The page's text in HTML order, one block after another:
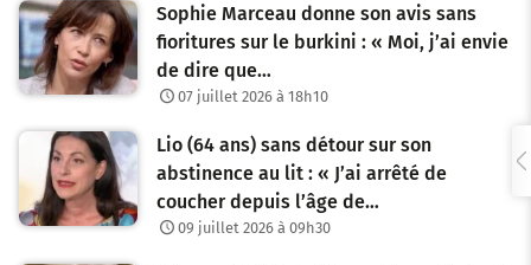
i
o
e
Sophie Marceau donne son avis sans
fioritures sur le burkini : « Moi, j’ai envie
de dire que…
07 juillet 2026 à 18h10
Lio (64 ans) sans détour sur son
abstinence au lit : « J’ai arrêté de
coucher depuis l’âge de…
09 juillet 2026 à 09h30